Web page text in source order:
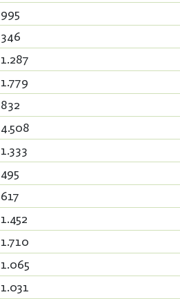
995
346
1.287
1.779
832
4.508
1.333
495
617
1.452
1.710
1.065
1.031